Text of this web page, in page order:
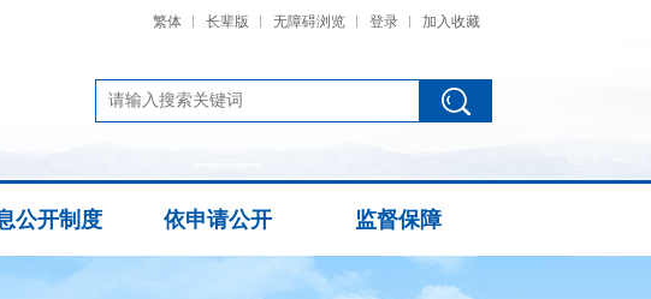
繁体 长辈版 无障碍浏览 登录 加入收藏
公开制度 依申请公开 监督保障